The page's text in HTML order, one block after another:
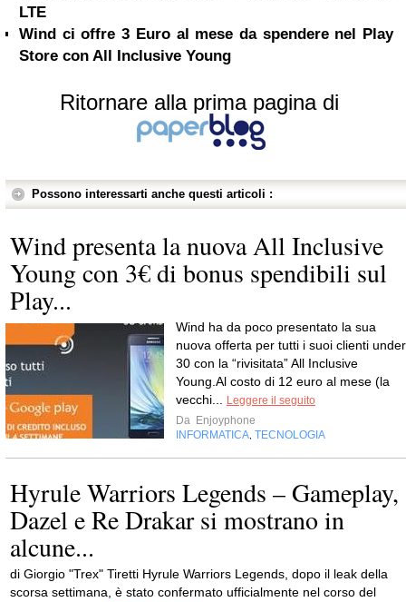
LTE
Wind ci offre 3 Euro al mese da spendere nel Play
Store con All Inclusive Young
Ritornare alla prima pagina di
Possono interessarti anche questi articoli :
Wind presenta la nuova All Inclusive
Young con 3€ di bonus spendibili sul
Play...
Wind ha da poco presentato la sua
nuova offerta per tutti i suoi clienti under
30 con la “rivisitata” All Inclusive
Young.Al costo di 12 euro al mese (la
vecchi...
Leggere il seguito
Da Enjoyphone
INFORMATICA TECNOLOGIA
Hyrule Warriors Legends – Gameplay,
Dazel e Re Drakar si mostrano in
alcune...
di Giorgio "Trex" Tiretti Hyrule Warriors Legends, dopo il leak della
scorsa settimana, è stato confermato ufficialmente nel corso del